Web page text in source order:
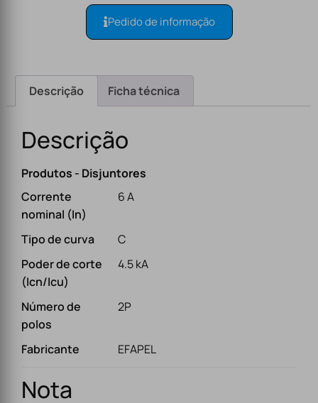
Pedido de informação
Descrição Ficha técnica
Descrição
Produtos - Disjuntores
Corrente
nominal (In)
6 A
Tipo de curva
C
Poder de corte
(Icn/Icu)
4.5 kA
Número de
polos
2P
Fabricante EFAPEL
Nota